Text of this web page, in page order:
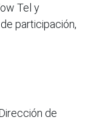
Tel y
participación,
de